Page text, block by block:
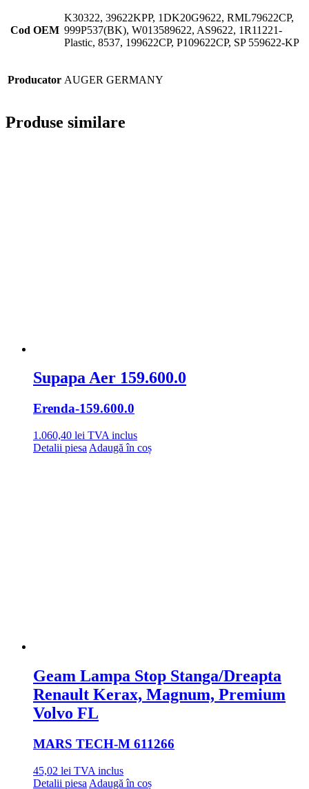
Cod OEM
K30322, 39622KPP, 1DK20G9622, RML79622CP,
999P537(BK), W013589622, AS9622, 1R11221-
Plastic, 8537, 199622CP, P109622CP, SP 559622-KP
Producator AUGER GERMANY
Produse similare
Supapa Aer 159.600.0
Erenda-159.600.0
1.060,40 lei TVA inclus
Detalii piesa Adaugă în coș
Geam Lampa Stop Stanga/Dreapta
Renault Kerax, Magnum, Premium
Volvo FL
MARS TECH-M 611266
45,02 lei TVA inclus
Detalii piesa Adaugă în coș